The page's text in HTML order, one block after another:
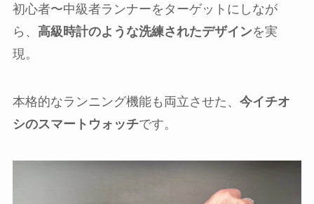
初心者〜中級者ランナーをターゲットにしなが
ら、 高級時計のような洗練されたデザインを実
現。
本格的なランニング機能も両立させた、 今イチオ
シのスマートウォッチです。